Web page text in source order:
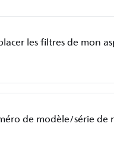
les filtres de mon
de modèle/série de